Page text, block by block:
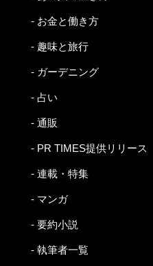
- お金と働き方
- 趣味と旅行
- ガーデニング
- 占い
- 通販
- PR TIMES提供リリース
- 連載・特集
- マンガ
- 要約小説
- 執筆者一覧